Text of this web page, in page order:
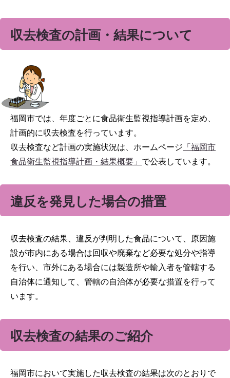
収去検査の計画・結果について
福岡市では、年度ごとに食品衛生監視指導計画を定め、
計画的に収去検査を行っています。
収去検査など計画の実施状況は、ホームページ 「福岡市
食品衛生監視指導計画・結果概要」 で公表しています。
違反を発見した場合の措置
収去検査の結果、違反が判明した食品について、原因施
設が市内にある場合は回収や廃棄など必要な処分や指導
を行い、市外にある場合には製造所や輸入者を管轄する
自治体に通知して、管轄の自治体が必要な措置を行って
います。
収去検査の結果のご紹介
福岡市において実施した収去検査の結果は次のとおりで